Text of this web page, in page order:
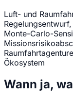
Luft- und
Monte-Carlo-
Ökosystem
Wann ja,